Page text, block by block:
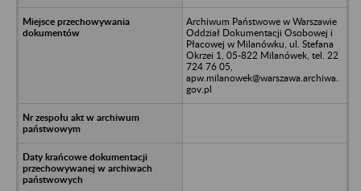
Archiwum Państwowe w Warszawie
Oddział Dokumentacji Osobowej i
Płacowej w Milanówku, ul. Stefana
Okrzei 1, 05-822 Milanówek, tel. 22
724 76 05,
apw.milanowek@warszawa.archiwa.
gov.pl